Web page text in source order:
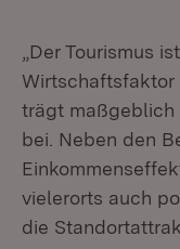
„Der Tourismus
Wirtschaftsfaktor
trägt maßgeblich
bei. Neben den
vielerorts auch
die